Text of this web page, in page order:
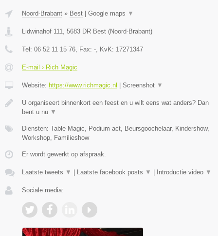
Noord-Brabant » Best Google maps ▼
Lidwinahof 111 5683 DR Best (Noord-Brabant)
Tel: 06 52 11 15 76 , Fax: - , KvK: 17271347
E-mail › Rich Magic
Website: https://www.richmagic.nl Screenshot ▼
U organiseert binnenkort een feest en u wilt eens wat anders? Dan
bent u nu ▼
Diensten: Table Magic, Podium act, Beursgoochelaar, Kindershow,
Workshop, Familieshow
Er wordt gewerkt op afspraak.
Laatste tweets ▼ Laatste facebook posts ▼ Introductie video ▼
Sociale media: